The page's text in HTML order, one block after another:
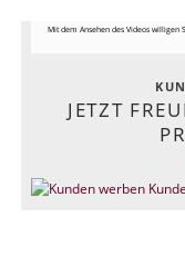
Mit dem Ansehen des Videos
JETZT